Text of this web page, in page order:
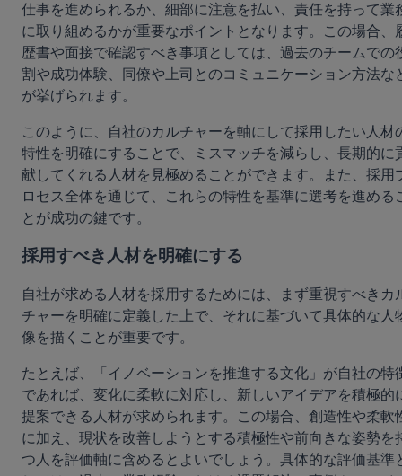
仕事を進められるか、細部に注意を払い、責任を持って業
に取り組めるかが重要なポイントとなります。この場合、
歴書や面接で確認すべき事項としては、過去のチームでの
割や成功体験、同僚や上司とのコミュニケーション方法な
が挙げられます。
このように、自社のカルチャーを軸にして採用したい人材
特性を明確にすることで、ミスマッチを減らし、長期的に
献してくれる人材を見極めることができます。また、採用
ロセス全体を通じて、これらの特性を基準に選考を進める
とが成功の鍵です。
採用すべき人材を明確にする
自社が求める人材を採用するためには、まず重視すべきカ
チャーを明確に定義した上で、それに基づいて具体的な人
像を描くことが重要です。
たとえば、「イノベーションを推進する文化」が自社の特
であれば、変化に柔軟に対応し、新しいアイデアを積極的
提案できる人材が求められます。この場合、創造性や柔軟
に加え、現状を改善しようとする積極性や前向きな姿勢を
つ人を評価軸に含めるとよいでしょう。具体的な評価基準